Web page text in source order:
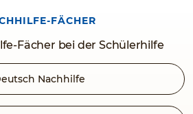
FÄCHER
Fächer bei der Schülerhilfe
Nachhilfe